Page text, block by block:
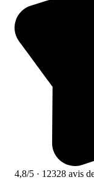
4,8/5 · 12328 avis